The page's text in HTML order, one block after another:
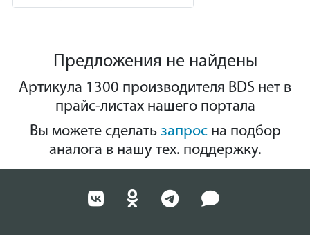
Предложения не найдены
Артикула 1300 производителя BDS нет в
прайс-листах нашего портала
Вы можете сделать запросна подбор
аналога в нашу тех. поддержку.